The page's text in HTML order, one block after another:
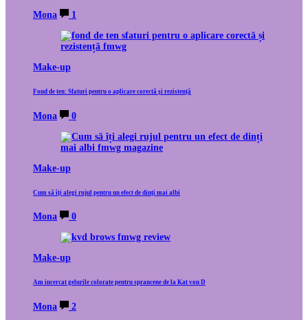
Mona 1
Make-up
Fond de ten: Sfaturi pentru o aplicare corectă și rezistență
Mona 0
Make-up
Cum să îți alegi rujul pentru un efect de dinți mai albi
Mona 0
Make-up
Am incercat gelurile colorate pentru sprancene de la Kat von D
Mona 2